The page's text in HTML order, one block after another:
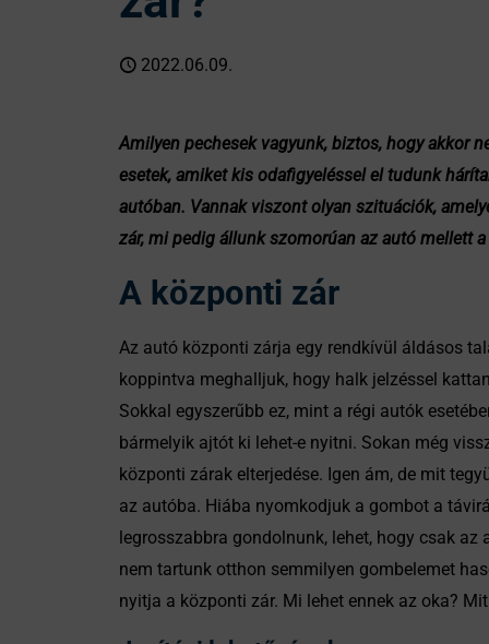
2022.06.09.
Amilyen pechesek vagyunk, biztos, hogy akkor
esetek, amiket kis odafigyeléssel el tudunk
autóban. Vannak viszont olyan szituációk,
zár, mi pedig állunk szomorúan az autó mellett
A központi zár
Az autó központi zárja egy rendkívül áldásos
koppintva meghalljuk, hogy halk jelzéssel
Sokkal egyszerűbb ez, mint a régi autók
bármelyik ajtót ki lehet-e nyitni. Sokan még
központi zárak elterjedése. Igen ám, de mit
az autóba. Hiába nyomkodjuk a gombot a
legrosszabbra gondolnunk, lehet, hogy csak
nem tartunk otthon semmilyen gombelemet
nyitja a központi zár. Mi lehet ennek az oka?